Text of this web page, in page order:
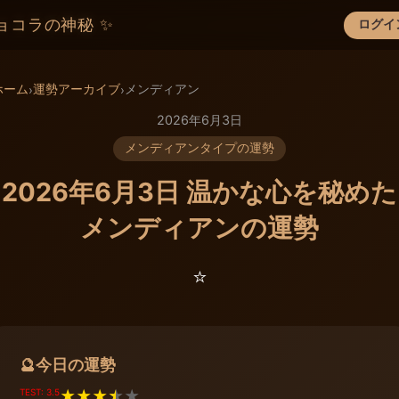
コラの神秘 ✨ ログイ
×
ーム›運勢アーカイブ› メンディアン
2026年6月3日
メンディアンタイプの運勢
2026年6月3日 温かな心を秘めた
メンディアンの運勢
⭐️
🔮今日の運勢
TEST: 3.5